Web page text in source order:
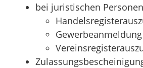
bei juristischen